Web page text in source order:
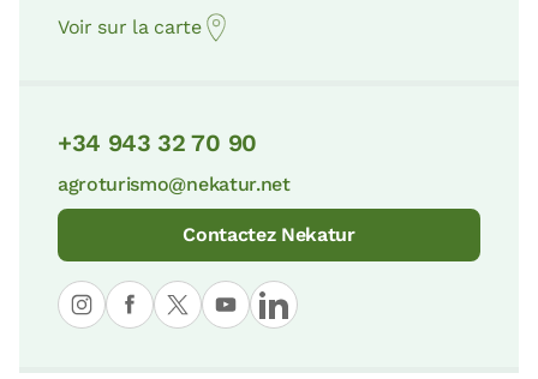
Voir sur la carte
+34 943 32 70 90
agroturismo@nekatur.net
Contactez Nekatur